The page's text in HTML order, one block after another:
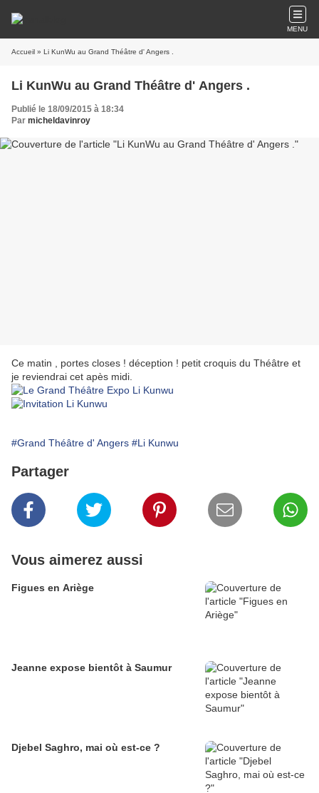
MENU
Accueil » Li KunWu au Grand Théâtre d' Angers .
Li KunWu au Grand Théâtre d' Angers .
Publié le 18/09/2015 à 18:34
Par micheldavinroy
Ce matin , portes closes ! déception ! petit croquis du Théâtre et
je reviendrai cet apès midi.
#Grand Théâtre d' Angers #Li Kunwu
Partager
Vous aimerez aussi
Figues en Ariège
Jeanne expose bientôt à Saumur
Djebel Saghro, mai où est-ce ?